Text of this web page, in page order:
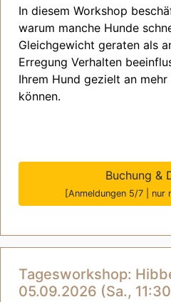
In diesem Workshop
warum manche Hunde
Gleichgewicht geraten als
Erregung Verhalten
Ihrem Hund gezielt an
können.
Buchung &
[Anmeldungen 5/7 | nur
Tagesworkshop:
05.09.2026 (Sa.,